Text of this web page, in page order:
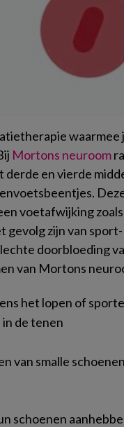
waarmee
Mortons neuroom
derde en vierde
voetafwijking
gevolg zijn van
doorbloeding
van Mortons
het lopen of
de tenen
van smalle schoenen
schoenen